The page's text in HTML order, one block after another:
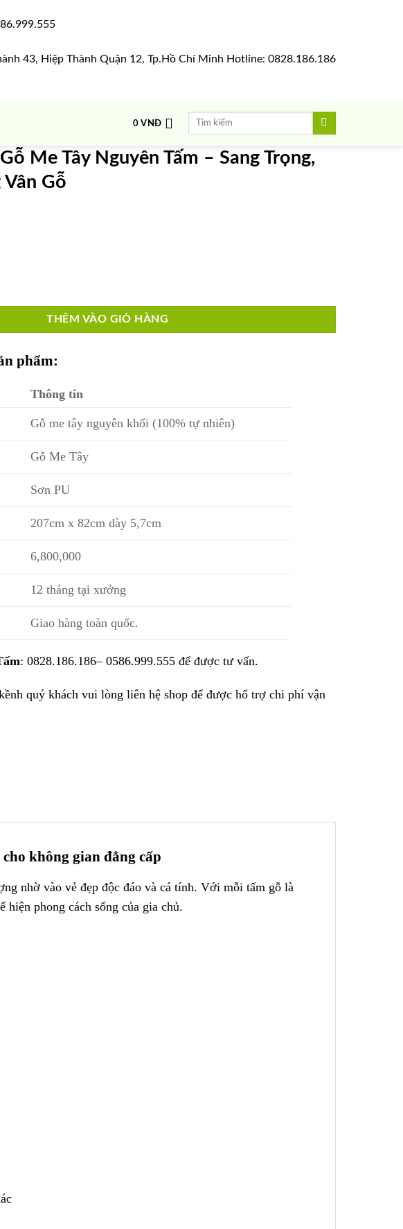
43, Hiệp Thành Quận 12, Tp.Hồ Chí Minh Hotline: 0828.186.186
0VNĐ
Tìm
Me Tây Nguyên Tấm – Sang Trọng,
Gỗ
Tấm – Sang Trọng, Độc Đáo Từng Vân Gỗ số lượng
THÊM VÀO GIỎ HÀNG
phẩm:
Thông tin
Gỗ me tây nguyên khối (100% tự nhiên)
Gỗ Me Tây
Sơn PU
207cm x 82cm dày 5,7cm
6,800,000
12 tháng tại xưởng
Giao hàng toàn quốc.
: 0828.186.186– 0586.999.555để được tư vấn.
quý khách vui lòng liên hệ shop để được hổ trợ chi phí vận
không gian đẳng cấp
nhờ vào vẻ đẹp độc đáo và cá tính. Với mỗi tấm gỗ là
hiện phong cách sống của gia chủ.